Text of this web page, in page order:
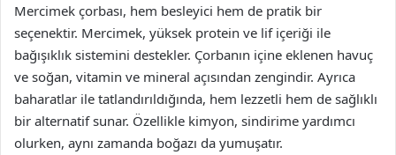
Mercimek çorbası, hem besleyici hem de pratik bir
seçenektir. Mercimek, yüksek protein ve lif içeriği ile
bağışıklık sistemini destekler. Çorbanın içine eklenen havuç
ve soğan, vitamin ve mineral açısından zengindir. Ayrıca
baharatlar ile tatlandırıldığında, hem lezzetli hem de sağlıklı
bir alternatif sunar. Özellikle kimyon, sindirime yardımcı
olurken, aynı zamanda boğazı da yumuşatır.